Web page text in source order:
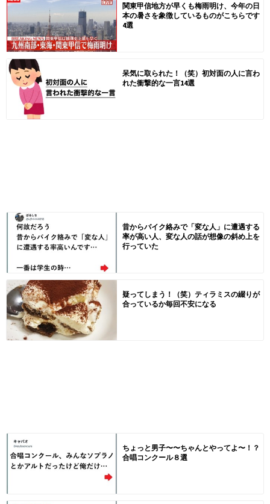
関東甲信地方が早くも梅雨明け、今年の日
本の暑さを象徴しているものがこちらです
4選
呆気に取られた！（笑）初対面の人に言わ
れた衝撃的な一言14選
昔からバイク絡みで「変な人」に遭遇する
率が高い人、変な人の話が想像の斜め上を
行っていた
疑ってしまう！（笑）ティラミスの綴りが
合っているか毎回不安になる
ちょっと男子〜〜ちゃんとやってよ〜！？
合唱コンクール８選